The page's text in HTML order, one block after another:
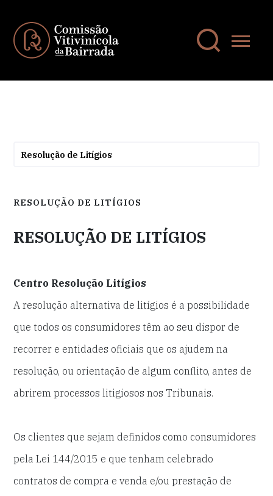
Resolução de Litígios
RESOLUÇÃO DE LITÍGIOS
RESOLUÇÃO DE LITÍGIOS
Centro Resolução Litígios
A resolução alternativa de litígios é a possibilidade
que todos os consumidores têm ao seu dispor de
recorrer e entidades oficiais que os ajudem na
resolução, ou orientação de algum conflito, antes de
abrirem processos litigiosos nos Tribunais.
Os clientes que sejam definidos como consumidores
pela Lei 144/2015 e que tenham celebrado
contratos de compra e venda e/ou prestação de